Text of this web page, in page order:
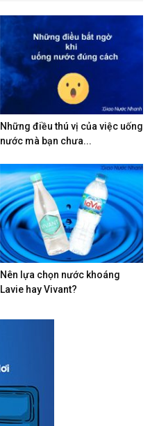
Những điều thú vị của việc uống
nước mà bạn chưa...
Nên lựa chọn nước khoáng
Lavie hay Vivant?